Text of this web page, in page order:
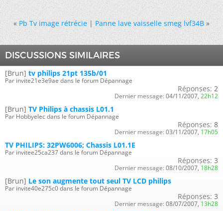
« Pb Tv image rétrécie|Panne lave vaisselle smeg lvf34B »
DISCUSSIONS SIMILAIRES
[Brun] tv philips 21pt 135b/01
Par invite21e3e9ae dans le forum Dépannage
Réponses: 2
Dernier message: 04/11/2007, 22h12
[Brun] TV Philips à chassis L01.1
Par Hobbyelec dans le forum Dépannage
Réponses: 8
Dernier message: 03/11/2007, 17h05
TV PHILIPS: 32PW6006; Chassis L01.1E
Par invitee25ca237 dans le forum Dépannage
Réponses: 3
Dernier message: 08/10/2007, 18h28
[Brun] Le son augmente tout seul TV LCD philips
Par invite40e275c0 dans le forum Dépannage
Réponses: 3
Dernier message: 08/07/2007, 13h28